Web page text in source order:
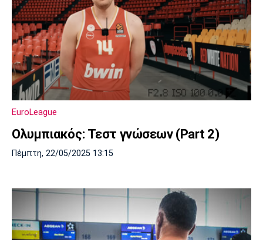
EuroLeague
Ολυμπιακός: Τεστ γνώσεων (Part 2)
Πέμπτη, 22/05/2025 13:15